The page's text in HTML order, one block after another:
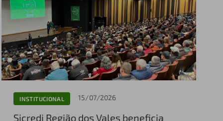
INSTITUCIONAL 15/07/2026
Sicredi Região dos Vales beneficia